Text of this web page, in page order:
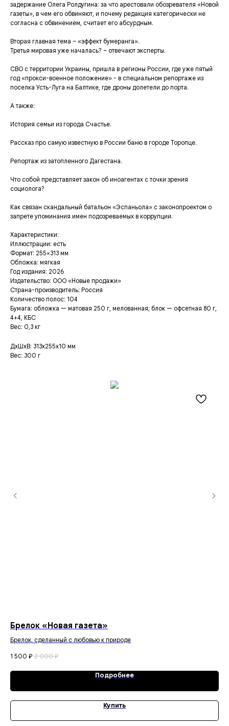
задержание Олега Ролдугина: за что арестовали обозревателя «Новой
газеты», в чем его обвиняют, и почему редакция категорически не
согласна с обвинением, считает его абсурдным.
Вторая главная тема – «эффект бумеранга».
Третья мировая уже началась? – отвечают эксперты.
СВО с территории Украины, пришла в регионы России, где уже пятый
год «прокси-военное положение» - в специальном репортаже из
поселка Усть-Луга на Балтике, где дроны долетели до порта.
А также:
История семьи из города Счастье.
Рассказ про самую известную в России баню в городе Торопце.
Репортаж из затопленного Дагестана.
Что собой представляет закон об иноагентах с точки зрения
социолога?
Как связан скандальный батальон «Эспаньола» с законопроектом о
запрете упоминания имен подозреваемых в коррупции.
Характеристики:
Иллюстрации: есть
Формат: 255×313 мм
Обложка: мягкая
Год издания: 2026
Издательство: ООО «Новые продажи»
Страна-производитель: Россия
Количество полос: 104
Бумага: обложка — матовая 250 г, мелованная; блок — офсетная 80 г,
4+4, КБС
Вес: 0,3 кг
ДxШxВ: 313x255x10 мм
Вес: 300 г
Брелок «Новая газета»
Брелок, сделанный с любовью к природе
1 500 ₽ 2 000 ₽
Подробнее
Купить